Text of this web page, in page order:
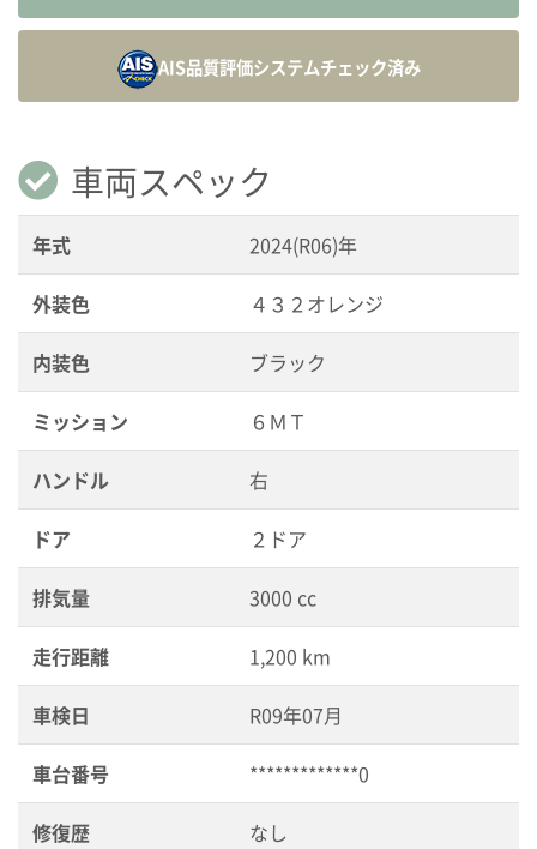
AIS品質評価システムチェック済み
車両スペック
年式 2024(R06)年
外装色 ４３２オレンジ
内装色 ブラック
ミッション ６ＭＴ
ハンドル 右
ドア ２ドア
排気量 3000 cc
走行距離 1,200 km
車検日 R09年07月
車台番号 *************0
修復歴 なし